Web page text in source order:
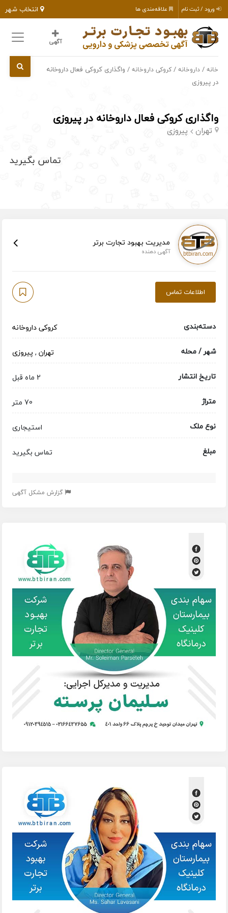
انتخاب شهر ورود / ثبت نام علاقه‌مندی ها
آگهی
خانه /داروخانه /کروکی داروخانه / واگذاری کروکی فعال داروخانه
در پیروزی
واگذاری کروکی فعال داروخانه در پیروزی
تهران پیروزی
تماس بگیرید
مدیریت بهبود تجارت برتر
آگهی دهنده
اطلاعات تماس
دسته‌بندی
کروکی داروخانه
شهر / محله
تهران, پیروزی
تاریخ انتشار
2 ماه قبل
متراژ
70 متر
نوع ملک
استیجاری
مبلغ
تماس بگیرید
گزارش مشکل آگهی